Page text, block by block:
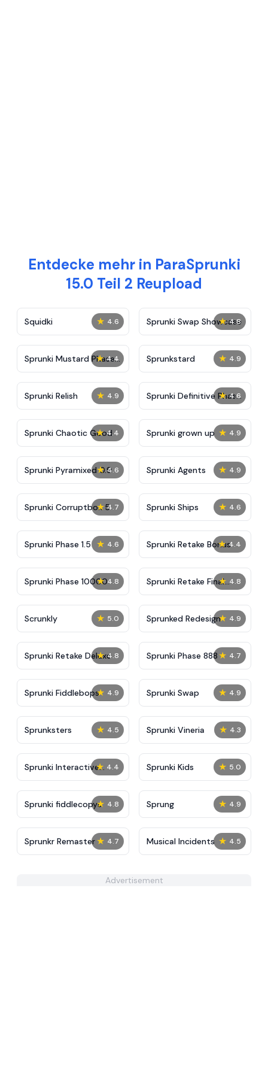
Entdecke mehr in ParaSprunki
15.0 Teil 2 Reupload
★ 4.6
Squidki ★ 4.8
Sprunki Swap Showcase
★ 4.4
Sprunki Mustard Phase
2
★ 4.9
Sprunkstard
★ 4.9
Sprunki Relish ★ 4.6
Sprunki Definitive Phase
7
★ 4.4
Sprunki Chaotic Good ★ 4.9
Sprunki grown up
★ 4.6
Sprunki Pyramixed 0.9 ★ 4.9
Sprunki Agents
★ 4.7
Sprunki Corruptbox 5 ★ 4.6
Sprunki Ships
★ 4.6
Sprunki Phase 1.5 ★ 4.4
Sprunki Retake Bonus
★ 4.8
Sprunki Phase 10000 ★ 4.8
Sprunki Retake Final
Update
★ 5.0
Scrunkly ★ 4.9
Sprunked Redesign
★ 4.8
Sprunki Retake Deluxe ★ 4.7
Sprunki Phase 888
★ 4.9
Sprunki Fiddlebops ★ 4.9
Sprunki Swap
★ 4.5
Sprunksters ★ 4.3
Sprunki Vineria
★ 4.4
Sprunki Interactive
Tunner
★ 5.0
Sprunki Kids
★ 4.8
Sprunki fiddlecopys ★ 4.9
Sprung
★ 4.7
Sprunkr Remaster ★ 4.5
Musical Incidents
Advertisement